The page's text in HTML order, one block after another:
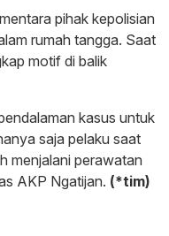
pihak kepolisian
rumah tangga. Saat
motif di balik
kasus untuk
saja pelaku saat
menjalani perawatan
AKP Ngatijan. (*tim)